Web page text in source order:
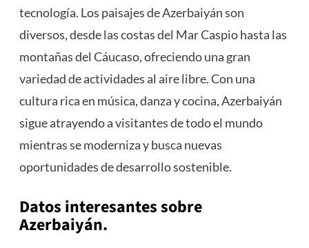
tecnología. Los paisajes de Azerbaiyán son
diversos, desde las costas del Mar Caspio hasta las
montañas del Cáucaso, ofreciendo una gran
variedad de actividades al aire libre. Con una
cultura rica en música, danza y cocina, Azerbaiyán
sigue atrayendo a visitantes de todo el mundo
mientras se moderniza y busca nuevas
oportunidades de desarrollo sostenible.
Datos interesantes sobre
Azerbaiyán.